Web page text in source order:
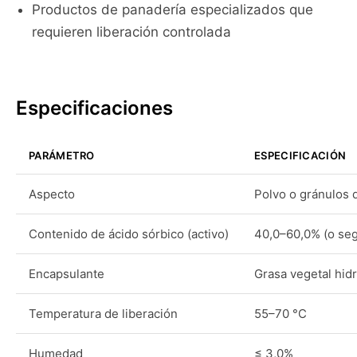
Productos de panadería especializados que
requieren liberación controlada
Especificaciones
PARÁMETRO ESPECIFICACIÓN
Aspecto Polvo o gránulos
Contenido de ácido sórbico (activo) 40,0–60,0% (o
Encapsulante Grasa vegetal
Temperatura de liberación 55–70 °C
Humedad ≤ 3,0%